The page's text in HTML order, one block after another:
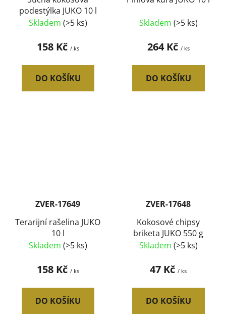
podestýlka JUKO 10 l
Skladem (>5 ks)
158 Kč / ks
DO KOŠÍKU
Skladem (>5 ks)
264 Kč / ks
DO KOŠÍKU
ZVER-17649
Terarijní rašelina JUKO
10 l
Skladem (>5 ks)
158 Kč / ks
DO KOŠÍKU
ZVER-17648
Kokosové chipsy
briketa JUKO 550 g
Skladem (>5 ks)
47 Kč / ks
DO KOŠÍKU